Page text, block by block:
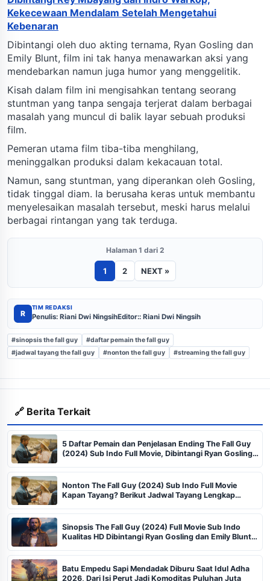
Kekecewaan Mendalam Setelah Mengetahui
Kebenaran
Dibintangi oleh duo akting ternama, Ryan Gosling dan
Emily Blunt, film ini tak hanya menawarkan aksi yang
mendebarkan namun juga humor yang menggelitik.
Kisah dalam film ini mengisahkan tentang seorang
stuntman yang tanpa sengaja terjerat dalam berbagai
masalah yang muncul di balik layar sebuah produksi
film.
Pemeran utama film tiba-tiba menghilang,
meninggalkan produksi dalam kekacauan total.
Namun, sang stuntman, yang diperankan oleh Gosling,
tidak tinggal diam. Ia berusaha keras untuk membantu
menyelesaikan masalah tersebut, meski harus melalui
berbagai rintangan yang tak terduga.
Halaman 1 dari 2
1 2 NEXT »
R
TIM REDAKSI
Penulis: Riani Dwi NingsihEditor:: Riani Dwi Ningsih
#sinopsis the fall guy
#daftar pemain the fall guy
#jadwal tayang the fall guy
#nonton the fall guy #streaming the fall guy
🔗 Berita Terkait
5 Daftar Pemain dan Penjelasan Ending The Fall Guy
(2024) Sub Indo Full Movie, Dibintangi Ryan Gosling
Terbaik!
Nonton The Fall Guy (2024) Sub Indo Full Movie
Kapan Tayang? Berikut Jadwal Tayang Lengkap
Problem Bersama Kekasihnya
Sinopsis The Fall Guy (2024) Full Movie Sub Indo
Kualitas HD Dibintangi Ryan Gosling dan Emily Blunt,
Berantakan
Batu Empedu Sapi Mendadak Diburu Saat Idul Adha
2026, Dari Isi Perut Jadi Komoditas Puluhan Juta